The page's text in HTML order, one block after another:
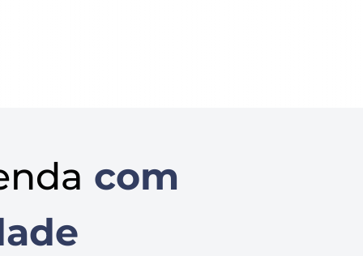
com